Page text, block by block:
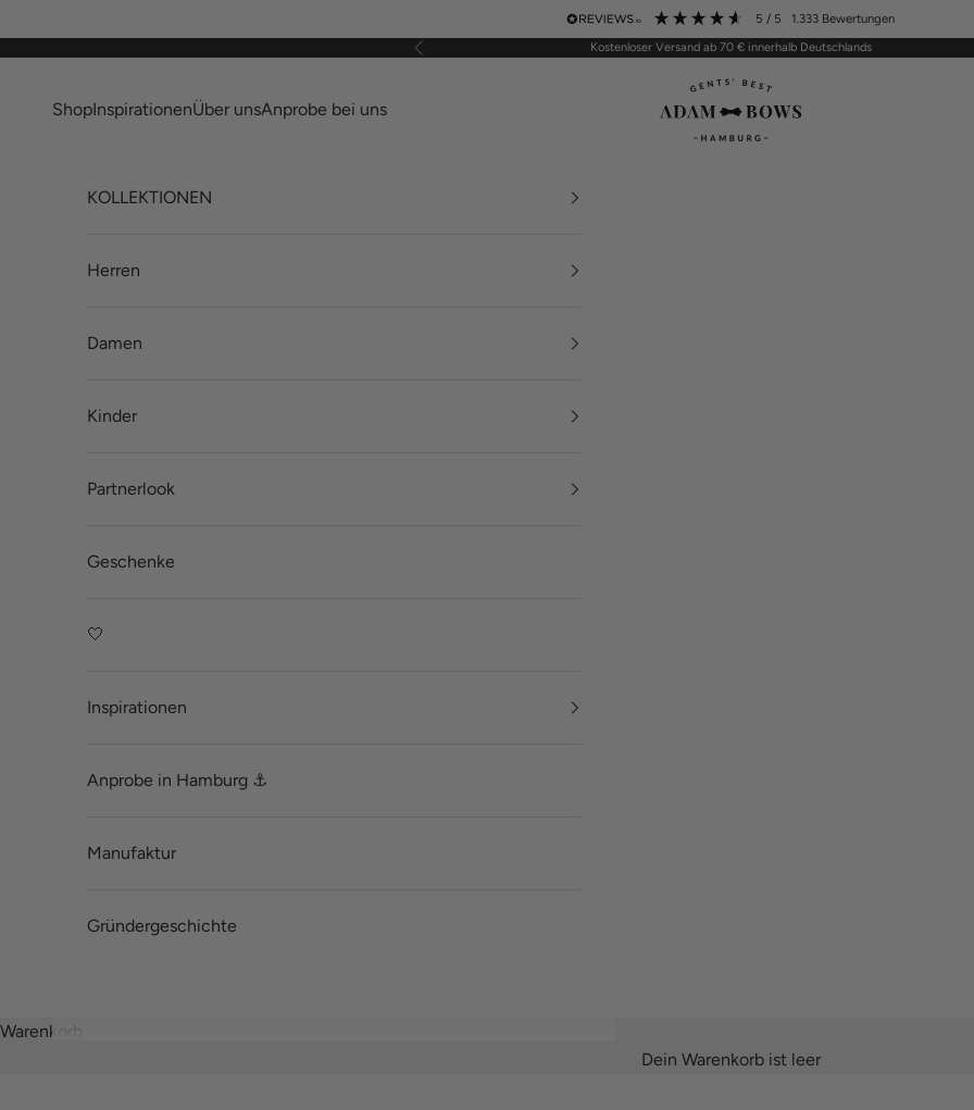
5 / 5 1.333 Bewertungen
Zurück Kostenloser Versand ab 70 € innerhalb Deutschlands
ADAM BOWS
ShopInspirationenÜber unsAnprobe bei uns
KOLLEKTIONEN
Herren
Damen
Kinder
Partnerlook
Geschenke
🤍
Inspirationen
Anprobe in Hamburg ⚓
Manufaktur
Gründergeschichte
Warenkorb
Dein Warenkorb ist leer